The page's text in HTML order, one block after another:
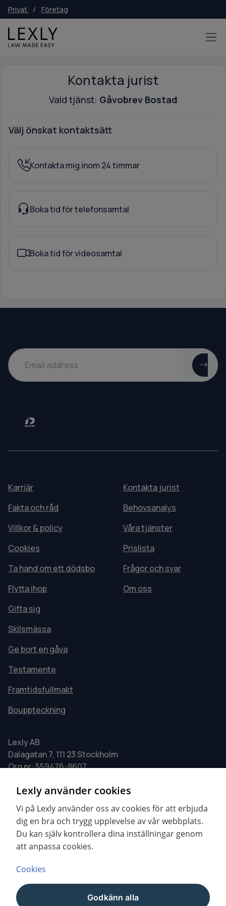
Privat / Företag
Kontakta jurist
Vald tjänst: Gåvobrev Bostad
Välj önskat kontaktsätt
Kontakta mig inom 24 timmar
Boka tid för telefonsamtal
Boka tid för videosamtal
Lexly AB
Dalagatan 7, 111 23 Stockholm
Org nr: 559476-8607
0771 - 24 00 24
info@lexly.se
Våra öppettider:
Måndag - Fredag 09.00–17.00
Karriär
Fakta och råd
Villkor & policy
Cookies
Ta hand om ett dödsbo
Flytta ihop
Gifta sig
Skilsmässa
Ge bort en gåva
Testamente
Framtidsfullmakt
Bouppteckning
Kontakta jurist
Behovsanalys
Våra tjänster
Prislista
Frågor och svar
Om oss
Lexly använder cookies
Vi på Lexly använder oss av cookies för att erbjuda
dig en bra och trygg upplevelse av vår webbplats.
Du kan själv kontrollera dina inställningar genom
att anpassa cookies.
Cookies
Godkänn alla